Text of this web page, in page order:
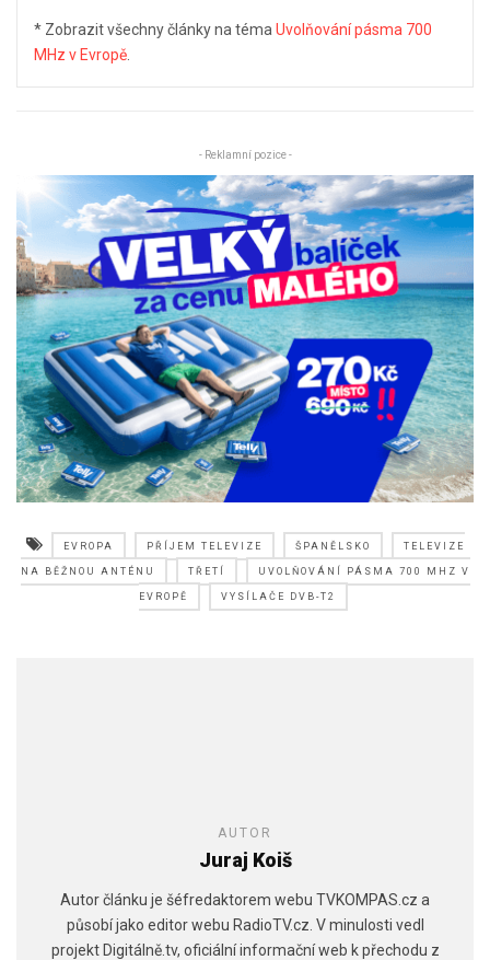
* Zobrazit všechny články na témaUvolňování pásma 700
MHz v Evropě.
- Reklamní pozice -
EVROPA PŘÍJEM TELEVIZE ŠPANĚLSKO TELEVIZE
NA BĚŽNOU ANTÉNU TŘETÍ UVOLŇOVÁNÍ PÁSMA 700 MHZ V
EVROPĚ VYSÍLAČE DVB-T2
AUTOR
Juraj Koiš
Autor článku je šéfredaktorem webu TVKOMPAS.cz a
působí jako editor webu RadioTV.cz. V minulosti vedl
projekt Digitálně.tv, oficiální informační web k přechodu z